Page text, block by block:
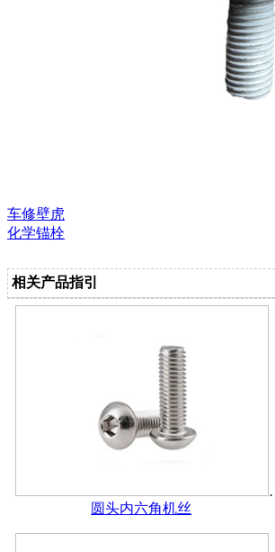
车修壁虎
化学锚栓
相关产品指引
圆头内六角机丝